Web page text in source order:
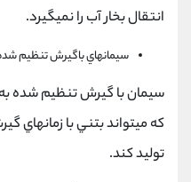
انتقال بخار آب را نميگيرد.
سيمانهاي باگيرش تنظيم
سيمان با گيرش تنظيم شده
كه ميتواند بتني با زمانهاي
توليد كند.